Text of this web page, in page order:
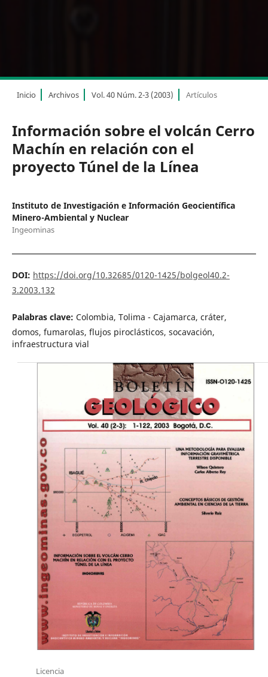
Inicio Archivos Vol. 40 Núm. 2-3 (2003) Artículos
Información sobre el volcán Cerro
Machín en relación con el
proyecto Túnel de la Línea
Instituto de Investigación e Información Geocientífica
Minero-Ambiental y Nuclear
Ingeominas
DOI: https://doi.org/10.32685/0120-1425/bolgeol40.2-
3.2003.132
Palabras clave: Colombia, Tolima - Cajamarca, cráter,
domos, fumarolas, flujos piroclásticos, socavación,
infraestructura vial
Licencia